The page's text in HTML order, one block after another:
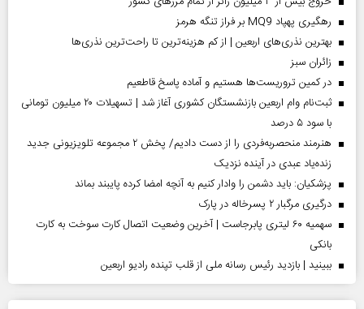
رهگیری پهپاد MQ9 بر فراز تنگه هرمز
بهترین نذری‌های اربعین | از کم هزینه‌ترین تا راحت‌ترین نذری‌ها
‌زائران سبز
در کمین تروریست‌ها هستیم و آماده پاسخ قاطعیم
ثبت‌نام وام اربعین بازنشستگان کشوری آغاز شد | تسهیلات ۲۰ میلیون تومانی
با سود ۵ درصد
هنرمند منحصر‌به‌فردی را از دست دادیم/ پخش ۲ مجموعه تلویزیونی جدید
زنده‌یاد عبدی در آینده نزدیک
پزشکیان: باید دشمن را وادار کنیم به آنچه امضا کرده پایبند بماند
درگیری مرگبار ۲ پسرخاله در پارک
سهمیه ۶۰ لیتری پابرجاست | آخرین وضعیت اتصال کارت سوخت به کارت
بانکی
ببینید | بازدید رئیس رسانه ملی از قلب تپنده رادیو اربعین